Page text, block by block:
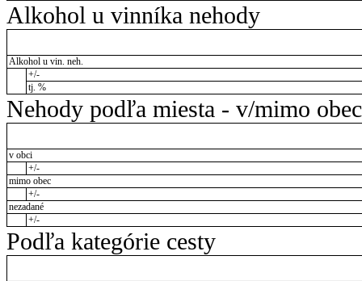
Alkohol u vinníka nehody
Alkohol u vin. neh.
+/-
tj. %
Nehody podľa miesta - v/mimo obec
v obci
+/-
mimo obec
+/-
nezadané
+/-
Podľa kategórie cesty